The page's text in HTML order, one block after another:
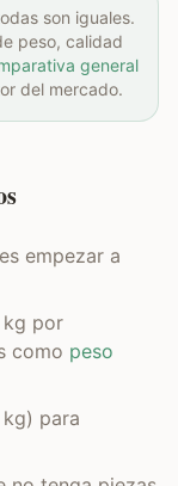
son iguales.
peso, calidad
general
del mercado.
empezar a
kg por
como peso
para